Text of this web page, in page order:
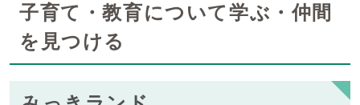
子育て・教育について学ぶ・仲間
を見つける